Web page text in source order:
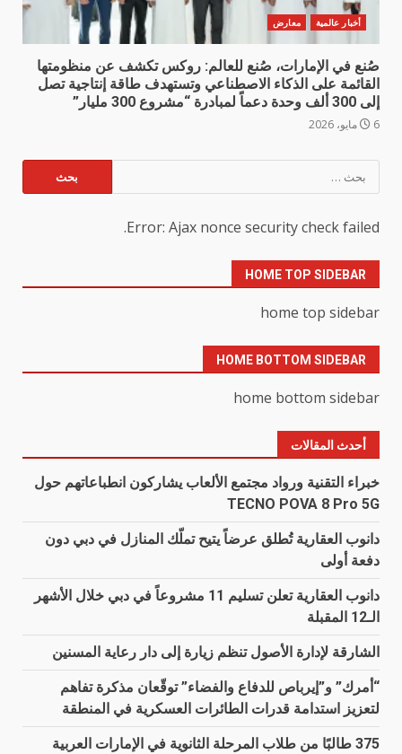
أخبار عالمية معارض
صُنع في الإمارات، صُنع للعالم: روكس تكشف عن منظومتها
القائمة على الذكاء الاصطناعي وتستهدف طاقة إنتاجية تصل
إلى 300 ألف وحدة دعماً لمبادرة “مشروع 300 مليار”
6 مايو، 2026
عن:
Error: Ajax nonce security check failed.
HOME TOP SIDEBAR
home top sidebar
HOME BOTTOM SIDEBAR
home bottom sidebar
أحدث المقالات
خبراء التقنية ورواد مجتمع الألعاب يشاركون انطباعاتهم حول
TECNO POVA 8 Pro 5G
دانوب العقارية تُطلق عرضاً يتيح تملّك المنازل في دبي دون
دفعة أولى
دانوب العقارية تعلن تسليم 11 مشروعاً في دبي خلال الأشهر
الـ12 المقبلة
الشارقة لإدارة الأصول تنظم زيارة إلى دار رعاية المسنين
“أمرك” و”إيرباص للدفاع والفضاء” توقّعان مذكرة تفاهم
لتعزيز استدامة قدرات الطائرات العسكرية في المنطقة
375 طالبًا من طلاب المرحلة الثانوية في الإمارات العربية